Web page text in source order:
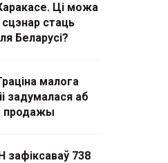
Ці можа
сцэнар стаць
Беларусі?
малога
задумалася аб
продажы
зафіксаваў 738